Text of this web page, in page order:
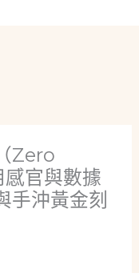
Zero
官與數據
手沖黃金刻